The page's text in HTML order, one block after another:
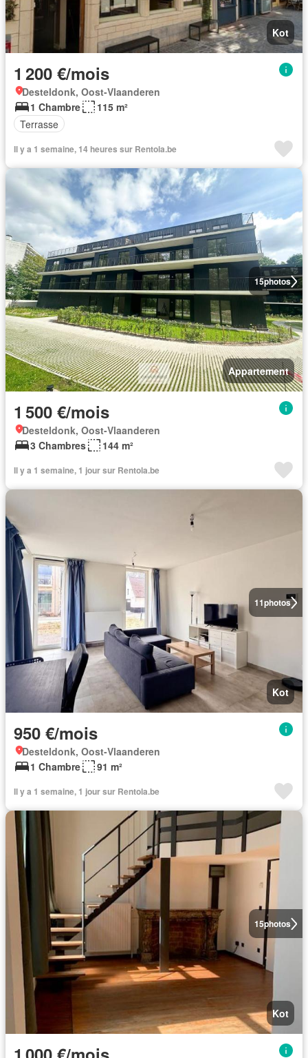
Kot
1 200 €/mois
Desteldonk, Oost-Vlaanderen
1 Chambre
115 m²
Terrasse
Il y a 1 semaine, 14 heures sur Rentola.be
15photos
Appartement
1 500 €/mois
Desteldonk, Oost-Vlaanderen
3 Chambres
144 m²
Il y a 1 semaine, 1 jour sur Rentola.be
11photos
Kot
950 €/mois
Desteldonk, Oost-Vlaanderen
1 Chambre
91 m²
Il y a 1 semaine, 1 jour sur Rentola.be
15photos
Kot